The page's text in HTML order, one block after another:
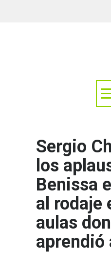
Sergio
los
Benissa
al rodaje
aulas
aprendió